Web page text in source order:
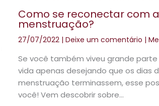
Como se reconectar com a
menstruação?
27/07/2022 | Deixe um comentário |
Se você também viveu grande parte
vida apenas desejando que os dias
menstruação terminassem, esse
você! Vem descobrir sobre…